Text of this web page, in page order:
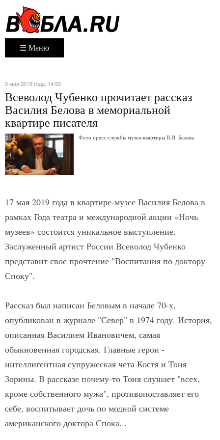
☰ Меню
5 мая 2019 года. 14:53
Всеволод Чубенко прочитает рассказ
Василия Белова в мемориальной
квартире писателя
Фото пресс-службы музея-квартиры В.И. Белова
17 мая 2019 года в квартире-музее Василия Белова в
рамках Года театра и международной акции «Ночь
музеев» состоится уникальное выступление.
Заслуженный артист России Всеволод Чубенко
представит свое прочтение "Воспитания по доктору
Споку".
Рассказ был написан Беловым в начале 70-х,
опубликован в журнале "Север" в 1974 году. История,
описанная Василием Ивановичем, самая
обыкновенная городская. Главные герои -
интеллигентная супружеская чета Костя и Тоня
Зорины. В рассказе почему-то Тоня слушает "всех,
кроме собственного мужа", противопоставляет его
себе, воспитывает дочь по модной системе
американского доктора Спока...